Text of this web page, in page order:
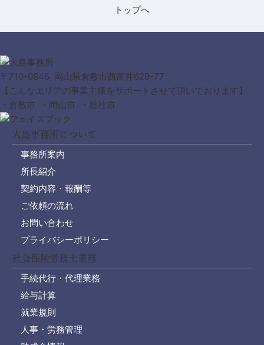
〒710-0845 岡山県倉敷市西富井629-77
【こんなエリアの事業主様をサポートさせて頂いております】
・倉敷市 ・岡山市 ・総社市
大島事務所について
事務所案内
所長紹介
契約内容・報酬等
ご依頼の流れ
お問い合わせ
プライバシーポリシー
社会保険労務士業務
手続代行・代理業務
給与計算
就業規則
人事・労務管理